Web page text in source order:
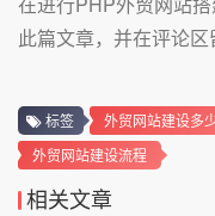
此篇文章，并在评论区
标签 外贸网站建设多
外贸网站建设流程
相关文章